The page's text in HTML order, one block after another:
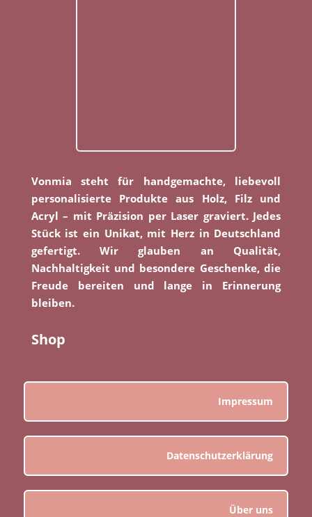
Vonmia steht für handgemachte, liebevoll
personalisierte Produkte aus Holz, Filz und
Acryl – mit Präzision per Laser graviert. Jedes
Stück ist ein Unikat, mit Herz in Deutschland
gefertigt. Wir glauben an Qualität,
Nachhaltigkeit und besondere Geschenke, die
Freude bereiten und lange in Erinnerung
bleiben.
Shop
Impressum
Datenschutzerklärung
Über uns